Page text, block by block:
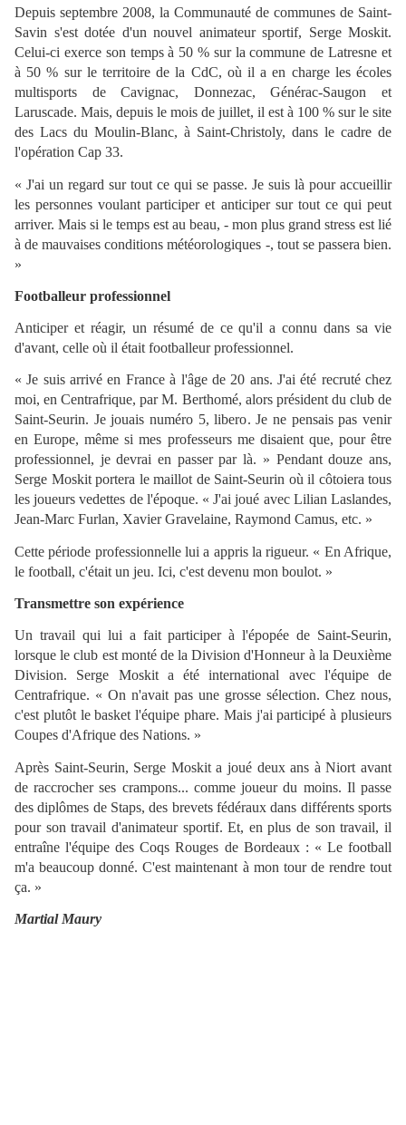
Depuis septembre 2008, la Communauté de communes de Saint-
Savin s'est dotée d'un nouvel animateur sportif, Serge Moskit.
Celui-ci exerce son temps à 50 % sur la commune de Latresne et
à 50 % sur le territoire de la CdC, où il a en charge les écoles
multisports de Cavignac, Donnezac, Générac-Saugon et
Laruscade. Mais, depuis le mois de juillet, il est à 100 % sur le site
des Lacs du Moulin-Blanc, à Saint-Christoly, dans le cadre de
l'opération Cap 33.
« J'ai un regard sur tout ce qui se passe. Je suis là pour accueillir
les personnes voulant participer et anticiper sur tout ce qui peut
arriver. Mais si le temps est au beau, - mon plus grand stress est lié
à de mauvaises conditions météorologiques -, tout se passera bien.
»
Footballeur professionnel
Anticiper et réagir, un résumé de ce qu'il a connu dans sa vie
d'avant, celle où il était footballeur professionnel.
« Je suis arrivé en France à l'âge de 20 ans. J'ai été recruté chez
moi, en Centrafrique, par M. Berthomé, alors président du club de
Saint-Seurin. Je jouais numéro 5, libero. Je ne pensais pas venir
en Europe, même si mes professeurs me disaient que, pour être
professionnel, je devrai en passer par là. » Pendant douze ans,
Serge Moskit portera le maillot de Saint-Seurin où il côtoiera tous
les joueurs vedettes de l'époque. « J'ai joué avec Lilian Laslandes,
Jean-Marc Furlan, Xavier Gravelaine, Raymond Camus, etc. »
Cette période professionnelle lui a appris la rigueur. « En Afrique,
le football, c'était un jeu. Ici, c'est devenu mon boulot. »
Transmettre son expérience
Un travail qui lui a fait participer à l'épopée de Saint-Seurin,
lorsque le club est monté de la Division d'Honneur à la Deuxième
Division. Serge Moskit a été international avec l'équipe de
Centrafrique. « On n'avait pas une grosse sélection. Chez nous,
c'est plutôt le basket l'équipe phare. Mais j'ai participé à plusieurs
Coupes d'Afrique des Nations. »
Après Saint-Seurin, Serge Moskit a joué deux ans à Niort avant
de raccrocher ses crampons... comme joueur du moins. Il passe
des diplômes de Staps, des brevets fédéraux dans différents sports
pour son travail d'animateur sportif. Et, en plus de son travail, il
entraîne l'équipe des Coqs Rouges de Bordeaux : « Le football
m'a beaucoup donné. C'est maintenant à mon tour de rendre tout
ça. »
Martial Maury